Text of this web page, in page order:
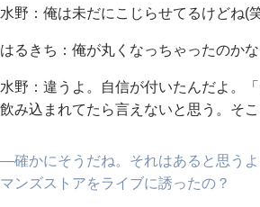
水野：俺は未だにこじらせてるけどね(笑
はるきち：俺が丸くなっちゃったのかな
水野：違うよ。自信が付いたんだよ。
飲み込まれてたら言えないと思う。そ
―確かにそうだね。それはあると思う
マンズストアをライブに誘ったの？